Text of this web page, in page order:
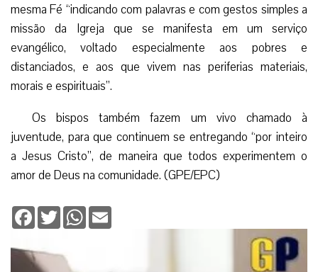
mesma Fé “indicando com palavras e com gestos simples a
missão da Igreja que se manifesta em um serviço
evangélico, voltado especialmente aos pobres e
distanciados, e aos que vivem nas periferias materiais,
morais e espirituais”.
Os bispos também fazem um vivo chamado à
juventude, para que continuem se entregando “por inteiro
a Jesus Cristo”, de maneira que todos experimentem o
amor de Deus na comunidade. (GPE/EPC)
Facebook
TwitterWhatsApp